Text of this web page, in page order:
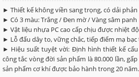
► Thiết kế không viền sang trọng, có dải
► Có 3 màu: Trắng / Đen mờ / Vàng sâm panh
► Vật liệu nhựa PC cao cấp chịu được nhiệt
► Lỗ đấu dây to, vững chắc, tiếp điểm mạ
► Hiệu suất tuyệt vời: Định hình thiết kế cấu
công tắc vòng đời sản phẩm là 80.000 lần,
sản phẩm cơ khí được bảo hành trong 20 năm.